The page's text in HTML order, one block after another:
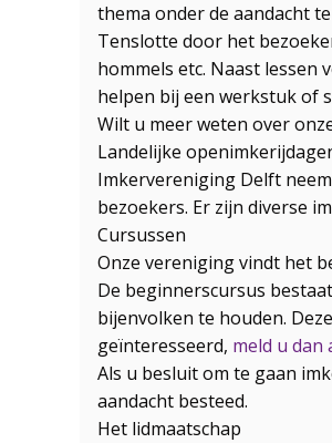
thema onder de aandacht
Tenslotte door het
hommels etc. Naast
helpen bij een werkstuk of
Wilt u meer weten over
Landelijke
Imkervereniging Delft
bezoekers. Er zijn diverse
Cursussen
Onze vereniging vindt het
De beginnerscursus
bijenvolken te houden.
geïnteresseerd, meld u dan
Als u besluit om te gaan
aandacht besteed.
Het lidmaatschap